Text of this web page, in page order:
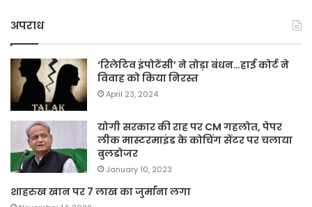
अपराध
‘रिलेटिव इंपोटेंसी’ ने तोड़ा बंधन…हाई कोर्ट ने
विवाह को किया निरस्त
April 23, 2024
योगी सरकार की राह पर CM गहलोत, पेपर
लीक मास्टरमाइंड के कोचिंग सेंटर पर चलाया
बुलडोजर
January 10, 2023
शाहरुख खान पर 7 लाख का जुर्माना लगा